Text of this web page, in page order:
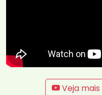
Veja